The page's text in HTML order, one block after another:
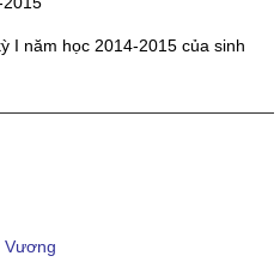
I năm học 2014-2015 của sinh
Vương